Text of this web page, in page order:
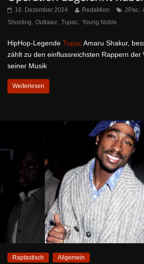
16. Dezember 2024 Redaktion 2Pac,
Shooting, Outlawz, Tupac, Young Noble
HipHop-Legende TupacAmaru Shakur,
zählt zu den einflussreichsten Rappern der
seiner Musik
Weiterlesen
Raptastisch Allgemein